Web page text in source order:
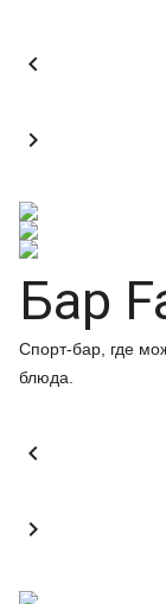


Бар
Спорт-бар, где
блюда.

